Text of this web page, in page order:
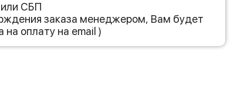
СБП
заказа менеджером, Вам будет
на оплату на email )